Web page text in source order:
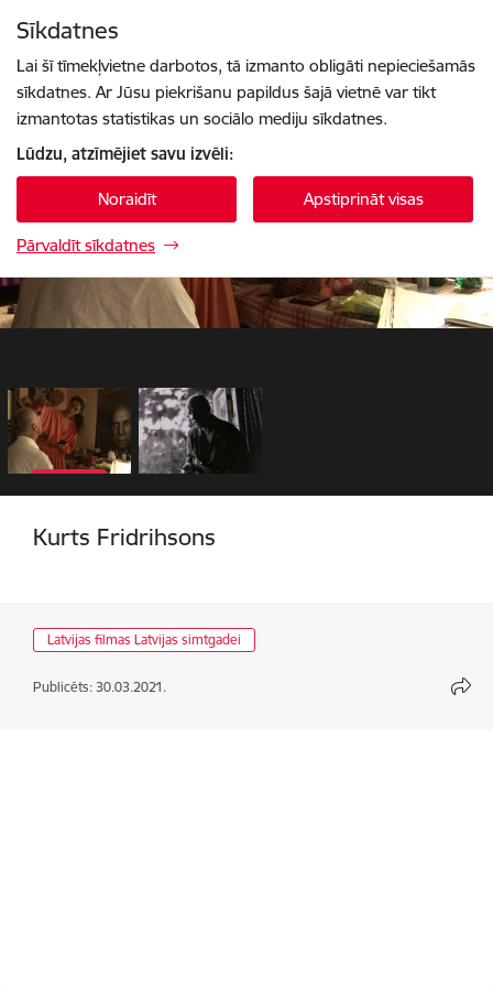
Sīkdatnes
Lai šī tīmekļvietne darbotos, tā izmanto obligāti nepieciešamās
sīkdatnes. Ar Jūsu piekrišanu papildus šajā vietnē var tikt
izmantotas statistikas un sociālo mediju sīkdatnes.
Lūdzu, atzīmējiet savu izvēli:
Noraidīt Apstiprināt visas
Pārvaldīt sīkdatnes
1 / 2
Kurts Fridrihsons
Latvijas filmas Latvijas simtgadei
Publicēts: 30.03.2021.